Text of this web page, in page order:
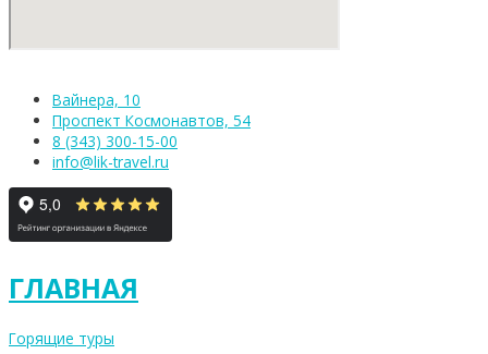
Вайнера, 10
Проспект Космонавтов, 54
8 (343) 300-15-00
info@lik-travel.ru
ГЛАВНАЯ
Горящие туры